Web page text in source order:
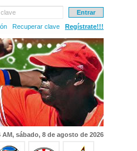
clave
Recuperar clave Regístrate!!!
sábado, 8 de agosto de 2026